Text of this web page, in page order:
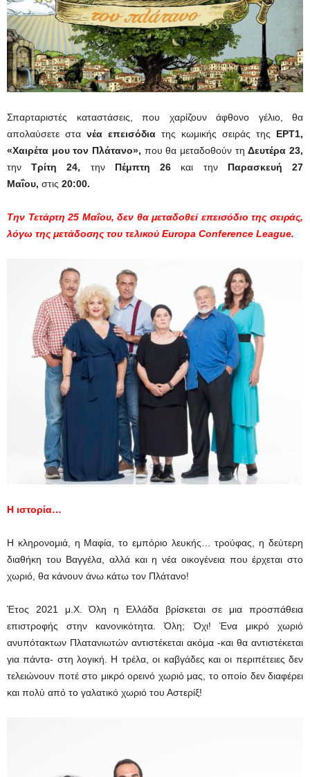
Σπαρταριστές καταστάσεις, που χαρίζουν άφθονο γέλιο, θα
απολαύσετε στα νέα επεισόδια της κωμικής σειράς της ΕΡΤ1,
«Χαιρέτα μου τον Πλάτανο», που θα μεταδοθούν τηΔευτέρα 23,
τηνΤρίτη 24, τηνΠέμπτη 26 και τηνΠαρασκευή 27
Μαΐου, στις 20:00.
Την Τετάρτη 25 Μαΐου, δεν θα μεταδοθεί επεισόδιο της σειράς,
λόγω της μετάδοσης του τελικού Europa Conference League.
Η ιστορία…
Η κληρονομιά, η Μαφία, το εμπόριο λευκής… τρούφας, η δεύτερη
διαθήκη του Βαγγέλα, αλλά και η νέα οικογένεια που έρχεται στο
χωριό, θα κάνουν άνω κάτω τον Πλάτανο!
Έτος 2021 μ.Χ. Όλη η Ελλάδα βρίσκεται σε μια προσπάθεια
επιστροφής στην κανονικότητα. Όλη; Όχι! Ένα μικρό χωριό
ανυπότακτων Πλατανιωτών αντιστέκεται ακόμα -και θα αντιστέκεται
για πάντα- στη λογική. Η τρέλα, οι καβγάδες και οι περιπέτειες δεν
τελειώνουν ποτέ στο μικρό ορεινό χωριό μας, το οποίο δεν διαφέρει
και πολύ από το γαλατικό χωριό του Αστερίξ!